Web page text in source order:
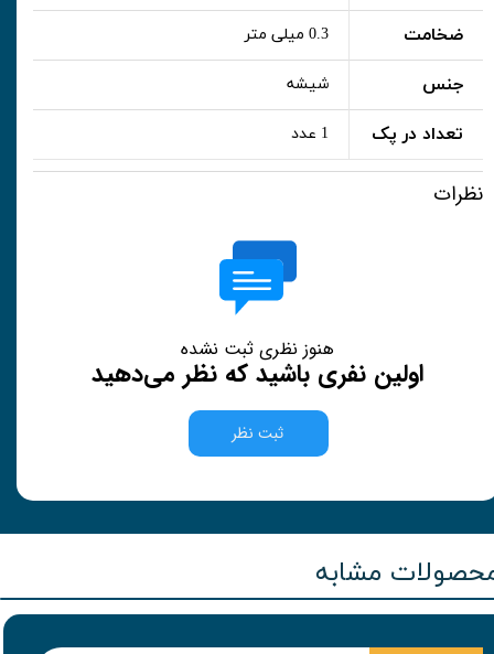
ضخامت 0.3 میلی متر
جنس شیشه
تعداد در پک 1 عدد
نظرات
هنوز نظری ثبت نشده
اولین نفری باشید که نظر می‌دهید
ثبت نظر
مشابه